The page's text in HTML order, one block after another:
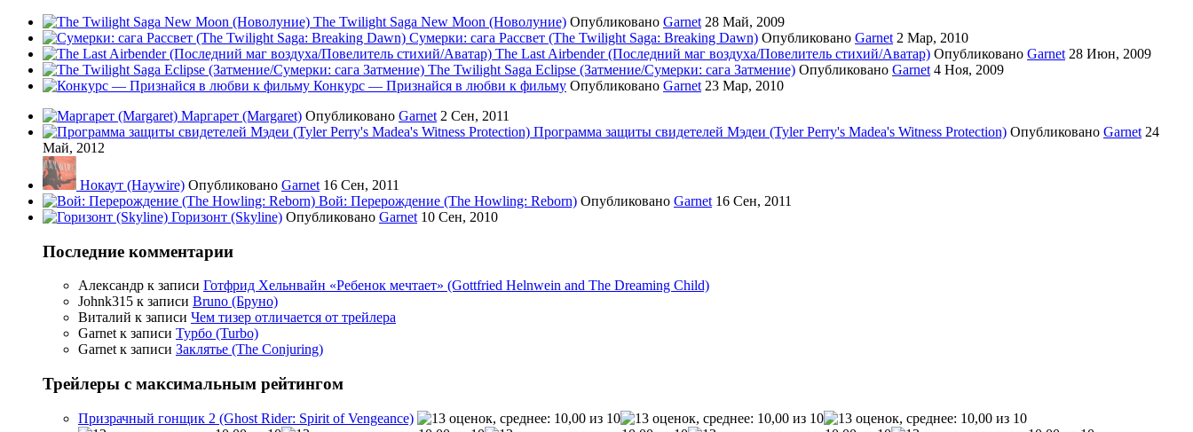
The Twilight Saga New Moon (Новолуние) Опубликовано Garnet 28 Май, 2009
Сумерки: cага Рассвет (The Twilight Saga: Breaking Dawn) Опубликовано Garnet 2 Мар, 2010
The Last Airbender (Последний маг воздуха/Повелитель стихий/Аватар) Опубликовано Garnet 28 Июн, 2009
The Twilight Saga Eclipse (Затмение/Сумерки: сага Затмение) Опубликовано Garnet 4 Ноя, 2009
Конкурс — Признайся в любви к фильму Опубликовано Garnet 23 Мар, 2010
Маргарет (Margaret) Опубликовано Garnet 2 Сен, 2011
Программа защиты свидетелей Мэдеи (Tyler Perry's Madea's Witness Protection) Опубликовано Garnet 24
Май, 2012
Нокаут (Haywire) Опубликовано Garnet 16 Сен, 2011
Вой: Перерождение (The Howling: Reborn) Опубликовано Garnet 16 Сен, 2011
Горизонт (Skyline) Опубликовано Garnet 10 Сен, 2010
Последние комментарии
Александр к записи Готфрид Хельнвайн «Ребенок мечтает» (Gottfried Helnwein and The Dreaming Child)
Johnk315 к записи Bruno (Бруно)
Виталий к записи Чем тизер отличается от трейлера
Garnet к записи Турбо (Turbo)
Garnet к записи Заклятье (The Conjuring)
Трейлеры с максимальным рейтингом
Призрачный гонщик 2 (Ghost Rider: Spirit of Vengeance)